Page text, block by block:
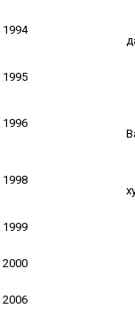
1994
1995
1996
1998
1999
2000
2006